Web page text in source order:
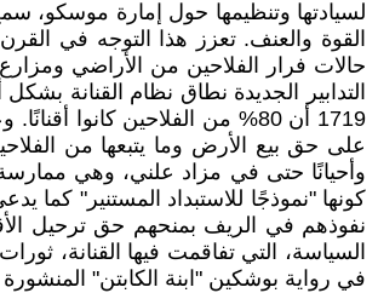
القوة والعنف. تعزز هذا التوجه في
التدابير الجديدة نطاق نظام القنانة
1719 أن 80% من الفلاحين
على حق بيع الأرض وما يتبعها من
وأحيانًا حتى في مزاد علني، وهي
كونها "نموذجًا للاستبداد المستنير"
في رواية بوشكين "ابنة الكابتن" المنشورة سنة